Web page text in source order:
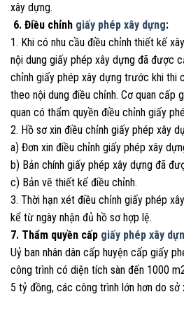
xây dựng.
6. Điều chỉnh giấy phép xây dựng:
1. Khi có nhu cầu điều chỉnh thiết kế
nội dung giấy phép xây dựng đã được
chỉnh giấy phép xây dựng trước khi thi
theo nội dung điều chỉnh. Cơ quan cấp
quan có thẩm quyền điều chỉnh giấy
2. Hồ sơ xin điều chỉnh giấy phép xây
a) Đơn xin điều chỉnh giấy phép xây
b) Bản chính giấy phép xây dựng đã
c) Bản vẽ thiết kế điều chỉnh.
3. Thời hạn xét điều chỉnh giấy phép
kể từ ngày nhận đủ hồ sơ hợp lệ.
7. Thẩm quyền cấp giấy phép xây
Uỷ ban nhân dân cấp huyện cấp giấy
công trình có diện tích sàn đến 1000
5 tỷ đồng, các công trình lớn hơn do sở